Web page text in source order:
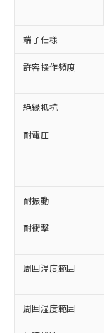
端子仕様
許容操作頻度
絶縁抵抗
耐電圧
耐振動
耐衝撃
周囲温度範囲
周囲湿度範囲
以下の
本
商
(
当
本
こ
在
記
タ
対応
非含有に
対応予定
有に対
商品です。
対応予
非含有
調査・
非含有
非該当
害物質有
仕入先
いたも
むを得ず
鉛(Pb)
「○」：
「×」：
基準値
「－」：
*中国
当
為
（
ま
国
記